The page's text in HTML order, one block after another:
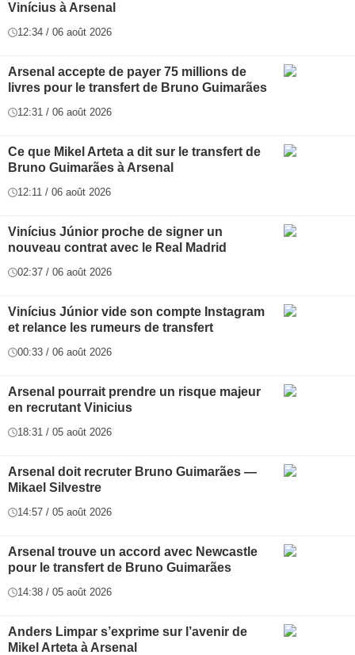
Vinícius à Arsenal
12:34 / 06 août 2026
Arsenal accepte de payer 75 millions de
livres pour le transfert de Bruno Guimarães
12:31 / 06 août 2026
Ce que Mikel Arteta a dit sur le transfert de
Bruno Guimarães à Arsenal
12:11 / 06 août 2026
Vinícius Júnior proche de signer un
nouveau contrat avec le Real Madrid
02:37 / 06 août 2026
Vinícius Júnior vide son compte Instagram
et relance les rumeurs de transfert
00:33 / 06 août 2026
Arsenal pourrait prendre un risque majeur
en recrutant Vinicius
18:31 / 05 août 2026
Arsenal doit recruter Bruno Guimarães —
Mikael Silvestre
14:57 / 05 août 2026
Arsenal trouve un accord avec Newcastle
pour le transfert de Bruno Guimarães
14:38 / 05 août 2026
Anders Limpar s’exprime sur l’avenir de
Mikel Arteta à Arsenal